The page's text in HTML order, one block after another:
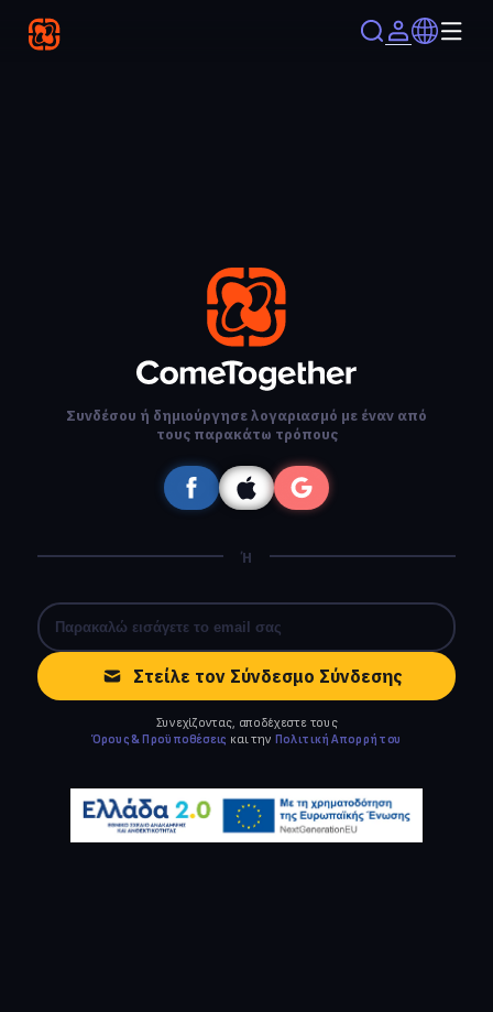
Συνδέσου ή δημιούργησε λογαριασμό με έναν από
τους παρακάτω τρόπους
Ή
Στείλε τον Σύνδεσμο Σύνδεσης
Συνεχίζοντας, αποδέχεστε τους
Όρους & Προϋποθέσεις και την Πολιτική Απορρήτου